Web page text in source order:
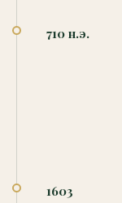
710 н.э.
1603